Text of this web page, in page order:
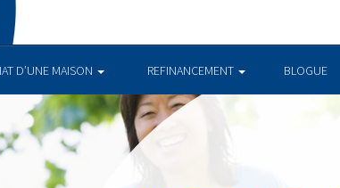
D’UNE MAISON REFINANCEMENT BLOGUE